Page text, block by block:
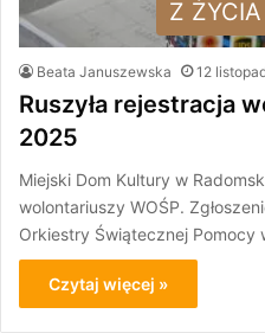
Z
Beata Januszewska 12
Ruszyła rejestracja
2025
Miejski Dom Kultury w
wolontariuszy WOŚP.
Orkiestry Świątecznej Pomocy
Czytaj więcej »